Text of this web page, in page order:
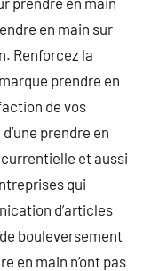
en main sur
Renforcez la
prendre en
de vos
prendre en
et aussi
qui
d’articles
bouleversement
en main n’ont pas